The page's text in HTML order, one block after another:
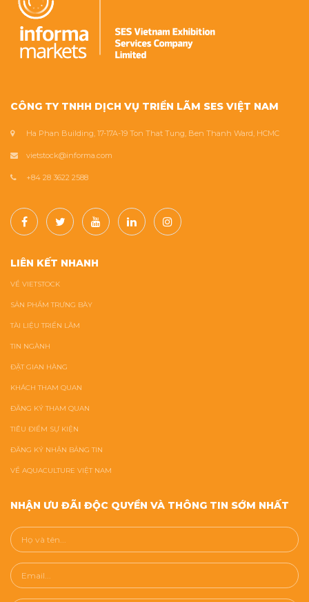
CÔNG TY TNHH DỊCH VỤ TRIỂN LÃM SES VIỆT NAM
Ha Phan Building, 17-17A-19 Ton That Tung, Ben Thanh Ward, HCMC
vietstock@informa.com
+84 28 3622 2588
LIÊN KẾT NHANH
VỀ VIETSTOCK
SẢN PHẨM TRƯNG BÀY
TÀI LIỆU TRIỂN LÃM
TIN NGÀNH
ĐẶT GIAN HÀNG
KHÁCH THAM QUAN
ĐĂNG KÝ THAM QUAN
TIÊU ĐIỂM SỰ KIỆN
ĐĂNG KÝ NHẬN BẢNG TIN
VỀ AQUACULTURE VIỆT NAM
NHẬN ƯU ĐÃI ĐỘC QUYỀN VÀ THÔNG TIN SỚM NHẤT